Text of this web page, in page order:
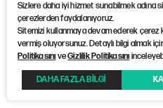
Son gelişmelerle
yeniden Genel Başkan
Özel, bugün partinin
Kurulu’nu tekrar
mevcut durumun ve
Sizlere daha iyi hizmet sunabilmek adına
çerezlerden faydalanıyoruz.
Sitemizi kullanmaya devam ederek çerez
vermiş oluyorsunuz. Detaylı bilgi almak
PolitikasınıveGizlilik Politikasını
DAHA FAZLA BİLGİ